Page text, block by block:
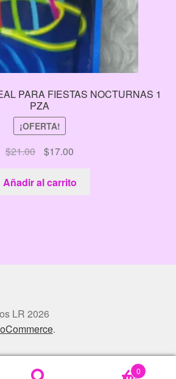
PARA FIESTAS NOCTURNAS 1
PZA
¡OFERTA!
$21.00
El
precio
original
era:
$17.00El
precio
actual
es:
Añadir al carrito
LR 2026
.
0